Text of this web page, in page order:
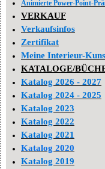
Animierte Power-Point-
VERKAUF
Verkaufsinfos
Zertifikat
Meine Interieur-
KATALOGE/
Katalog 2026 - 2027
Katalog 2024 - 2025
Katalog 2023
Katalog 2022
Katalog 2021
Katalog 2020
Katalog 2019